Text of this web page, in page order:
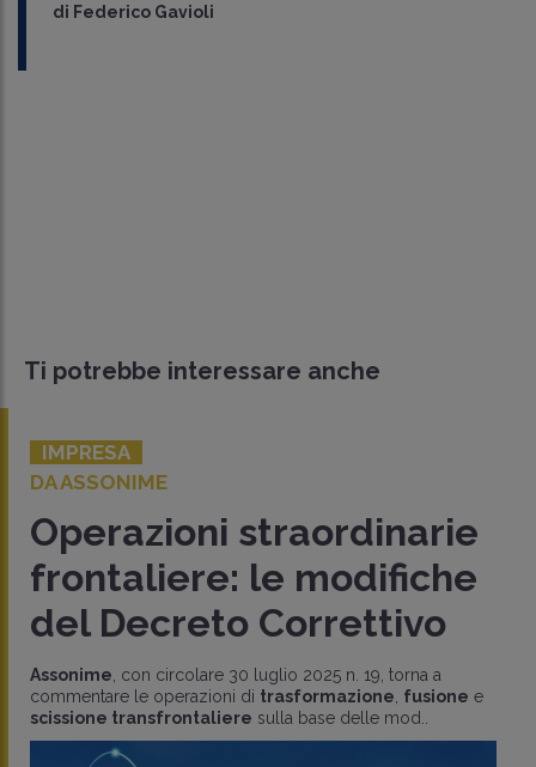
di Federico Gavioli
Ti potrebbe interessare anche
IMPRESA
DA ASSONIME
Operazioni straordinarie
frontaliere: le modifiche
del Decreto Correttivo
Assonime , con circolare 30 luglio 2025 n. 19, torna a
commentare le operazioni di trasformazione fusione e
scissione transfrontaliere sulla base delle mod..